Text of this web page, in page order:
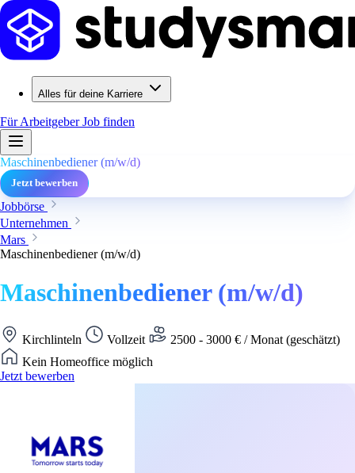
Alles für deine Karriere
Für ArbeitgeberJob finden
Maschinenbediener (m/w/d)
Jetzt bewerben
Jobbörse
Unternehmen
Mars
Maschinenbediener (m/w/d)
Maschinenbediener (m/w/d)
Kirchlinteln Vollzeit
2500 - 3000 € / Monat (geschätzt)
Kein Homeoffice möglich
Jetzt bewerben